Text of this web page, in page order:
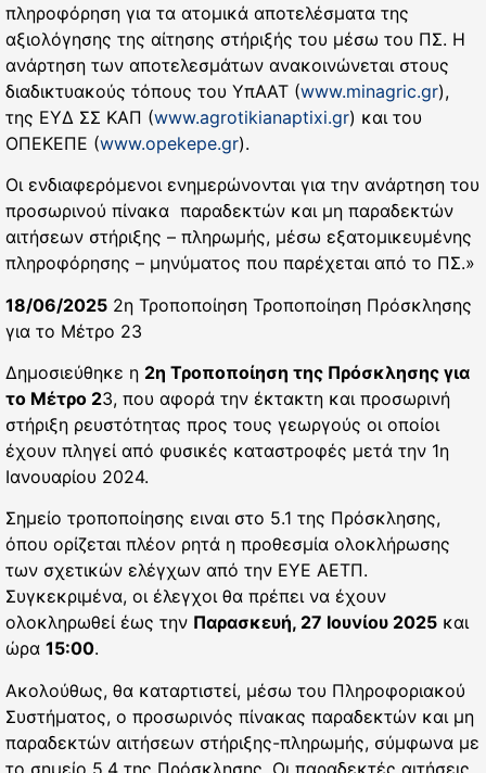
πληροφόρηση για τα ατομικά αποτελέσματα της
αξιολόγησης της αίτησης στήριξής του μέσω του ΠΣ. Η
ανάρτηση των αποτελεσμάτων ανακοινώνεται στους
διαδικτυακούς τόπους του ΥπΑΑΤ (www.minagric.gr),
της ΕΥΔ ΣΣ ΚΑΠ (www.agrotikianaptixi.gr) και του
ΟΠΕΚΕΠΕ (www.opekepe.gr).
Οι ενδιαφερόμενοι ενημερώνονται για την ανάρτηση του
προσωρινού πίνακα παραδεκτών και μη παραδεκτών
αιτήσεων στήριξης – πληρωμής, μέσω εξατομικευμένης
πληροφόρησης – μηνύματος που παρέχεται από το ΠΣ.»
18/06/2025 2η Τροποποίηση Τροποποίηση Πρόσκλησης
για το Μέτρο 23
Δημοσιεύθηκε η 2η Τροποποίηση της Πρόσκλησης για
το Μέτρο 23, που αφορά την έκτακτη και προσωρινή
στήριξη ρευστότητας προς τους γεωργούς οι οποίοι
έχουν πληγεί από φυσικές καταστροφές μετά την 1η
Ιανουαρίου 2024.
Σημείο τροποποίησης ειναι στο 5.1 της Πρόσκλησης,
όπου ορίζεται πλέον ρητά η προθεσμία ολοκλήρωσης
των σχετικών ελέγχων από την ΕΥΕ ΑΕΤΠ.
Συγκεκριμένα, οι έλεγχοι θα πρέπει να έχουν
ολοκληρωθεί έως την Παρασκευή, 27 Ιουνίου 2025 και
ώρα 15:00.
Ακολούθως, θα καταρτιστεί, μέσω του Πληροφοριακού
Συστήματος, ο προσωρινός πίνακας παραδεκτών και μη
παραδεκτών αιτήσεων στήριξης-πληρωμής, σύμφωνα με
το σημείο 5.4 της Πρόσκλησης. Οι παραδεκτές αιτήσεις